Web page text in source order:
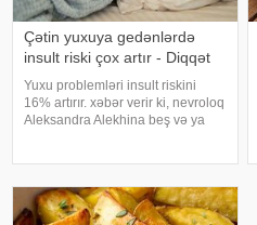
Çətin yuxuya gedənlərdə
insult riski çox artır - Diqqət
Yuxu problemləri insult riskini
16% artırır. xəbər verir ki, nevroloq
Aleksandra Alekhina beş və ya
artdığını deyib. İnsult ciddi və
həyat